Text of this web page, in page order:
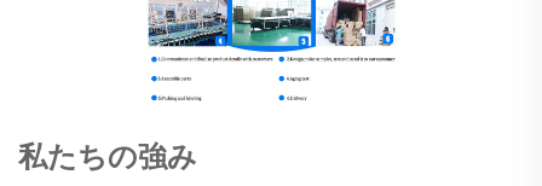
私たちの強み